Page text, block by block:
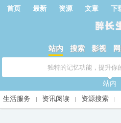
首页 最新 资源 文章 下
站内 搜索 影视
站内
生活服务
资讯阅读 资源搜索